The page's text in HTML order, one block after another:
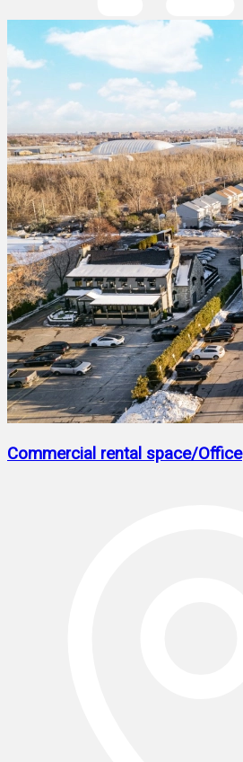
Commercial rental space/Office